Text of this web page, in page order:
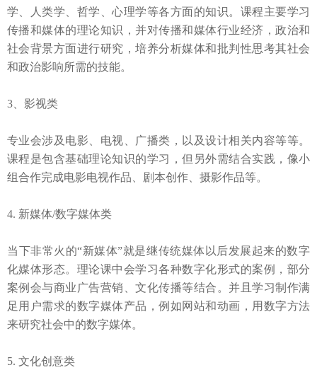
学、人类学、哲学、心理学等各方面的知识。课程主要学习
传播和媒体的理论知识，并对传播和媒体行业经济，政治和
社会背景方面进行研究，培养分析媒体和批判性思考其社会
和政治影响所需的技能。
3 、影视类
专业会涉及电影、电视、广播类，以及设计相关内容等等。
课程是包含基础理论知识的学习，但另外需结合实践，像小
组合作完成电影电视作品、剧本创作、摄影作品等。
4. 新媒体/数字媒体类
当下非常火的“新媒体”就是继传统媒体以后发展起来的数字
化媒体形态。理论课中会学习各种数字化形式的案例，部分
案例会与商业广告营销、文化传播等结合。并且学习制作满
足用户需求的数字媒体产品，例如网站和动画，用数字方法
来研究社会中的数字媒体。
5. 文化创意类